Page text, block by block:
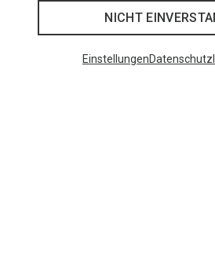
NICHT
EinstellungenDatenschutz